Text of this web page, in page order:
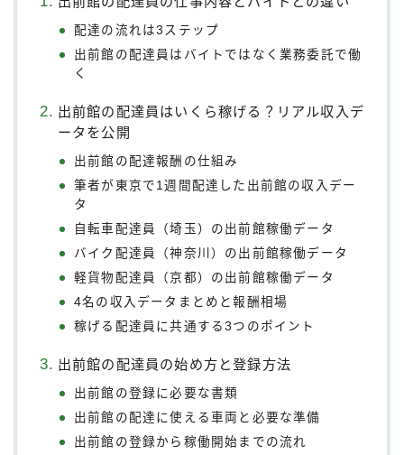
配達の流れは3ステップ
出前館の配達員はバイトではなく業務委託で働
く
出前館の配達員はいくら稼げる？リアル収入デ
ータを公開
出前館の配達報酬の仕組み
筆者が東京で1週間配達した出前館の収入デー
タ
自転車配達員（埼玉）の出前館稼働データ
バイク配達員（神奈川）の出前館稼働データ
軽貨物配達員（京都）の出前館稼働データ
4名の収入データまとめと報酬相場
稼げる配達員に共通する3つのポイント
出前館の配達員の始め方と登録方法
出前館の登録に必要な書類
出前館の配達に使える車両と必要な準備
出前館の登録から稼働開始までの流れ